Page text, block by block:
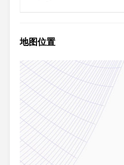
地图位置